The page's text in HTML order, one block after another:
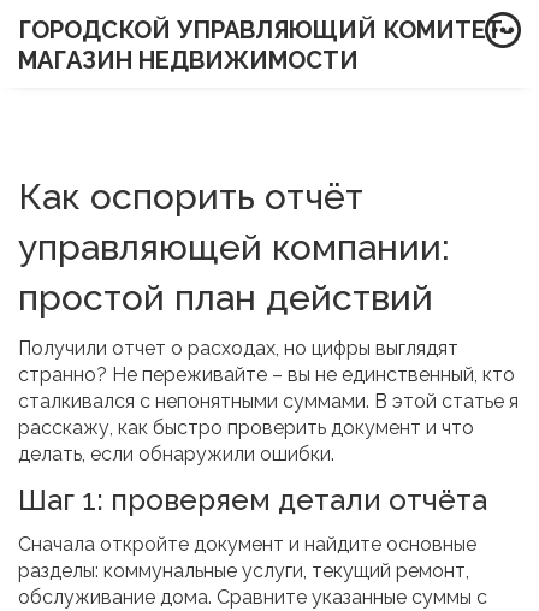
ГОРОДСКОЙ УПРАВЛЯЮЩИЙ КОМИТЕТ-
МАГАЗИН НЕДВИЖИМОСТИ
Как оспорить отчёт
управляющей компании:
простой план действий
Получили отчет о расходах, но цифры выглядят
странно? Не переживайте – вы не единственный, кто
сталкивался с непонятными суммами. В этой статье я
расскажу, как быстро проверить документ и что
делать, если обнаружили ошибки.
Шаг 1: проверяем детали отчёта
Сначала откройте документ и найдите основные
разделы: коммунальные услуги, текущий ремонт,
обслуживание дома. Сравните указанные суммы с